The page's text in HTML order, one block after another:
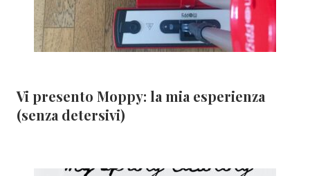
Vi presento Moppy: la mia esperienza
(senza detersivi)